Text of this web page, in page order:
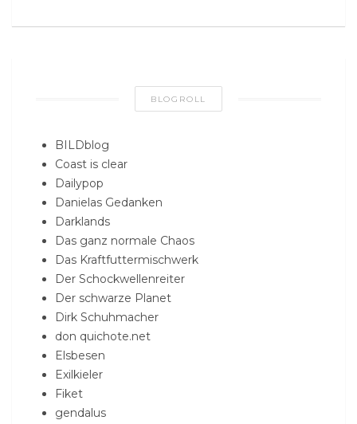
BLOGROLL
BILDblog
Coast is clear
Dailypop
Danielas Gedanken
Darklands
Das ganz normale Chaos
Das Kraftfuttermischwerk
Der Schockwellenreiter
Der schwarze Planet
Dirk Schuhmacher
don quichote.net
Elsbesen
Exilkieler
Fiket
gendalus